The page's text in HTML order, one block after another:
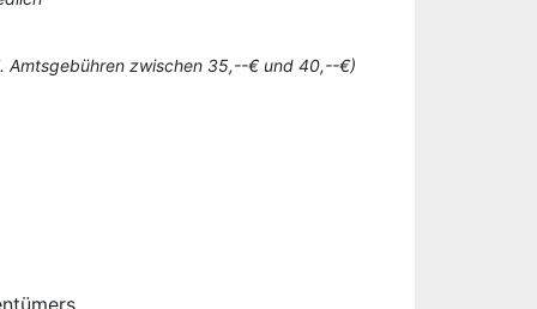
Amtsgebühren zwischen 35,--€ und 40,--€)